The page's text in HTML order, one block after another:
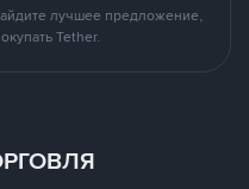
лучшее предложение,
Tether.